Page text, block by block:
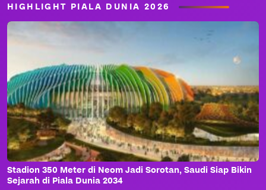
HIGHLIGHT PIALA DUNIA 2026
Stadion 350 Meter di Neom Jadi Sorotan, Saudi Siap Bikin
Sejarah di Piala Dunia 2034